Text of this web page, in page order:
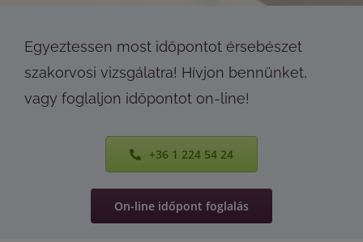
Egyeztessen most időpontot érsebészet
szakorvosi vizsgálatra! Hívjon bennünket,
vagy foglaljon időpontot on-line!
+36 1 224 54 24
On-line időpont foglalás